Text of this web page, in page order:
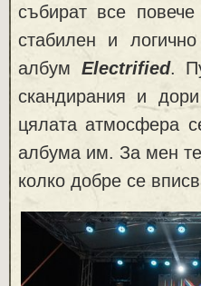
събират все
стабилен и
албум Electrified.
скандирания и
цялата атмосфера
албума им. За мен
колко добре се